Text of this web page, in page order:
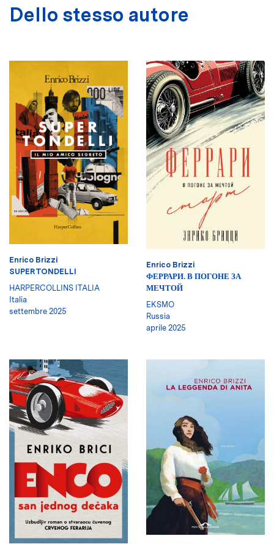
Dello stesso autore
Enrico Brizzi
SUPERTONDELLI
HARPERCOLLINS ITALIA
Italia
settembre 2025
Enrico Brizzi
ФЕРРАРИ. В ПОГОНЕ ЗА
МЕЧТОЙ
EKSMO
Russia
aprile 2025